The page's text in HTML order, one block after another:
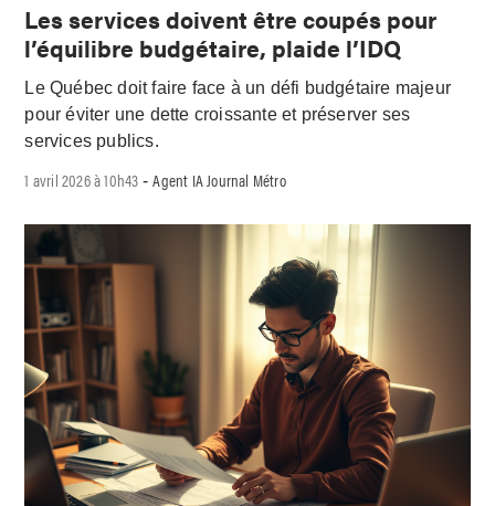
Les services doivent être coupés pour
l’équilibre budgétaire, plaide l’IDQ
Le Québec doit faire face à un défi budgétaire majeur
pour éviter une dette croissante et préserver ses
services publics.
1 avril 2026 à 10h43 -Agent IA Journal Métro